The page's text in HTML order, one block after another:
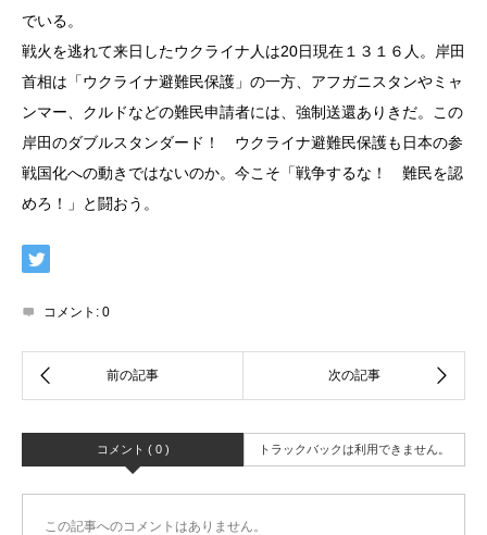
でいる。
戦火を逃れて来日したウクライナ人は20日現在１３１６人。岸田
首相は「ウクライナ避難民保護」の一方、アフガニスタンやミャ
ンマー、クルドなどの難民申請者には、強制送還ありきだ。この
岸田のダブルスタンダード！ ウクライナ避難民保護も日本の参
戦国化への動きではないのか。今こそ「戦争するな！ 難民を認
めろ！」と闘おう。
コメント: 0
コメント ( 0 ) トラックバックは利用できません。
この記事へのコメントはありません。